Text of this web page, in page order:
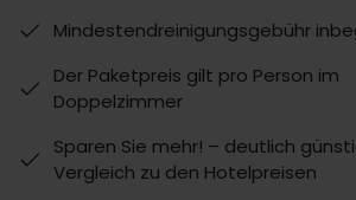
Mindestendreinigungsgebühr
Der Paketpreis gilt pro Person im
Doppelzimmer
Sparen Sie mehr! – deutlich
Vergleich zu den Hotelpreisen